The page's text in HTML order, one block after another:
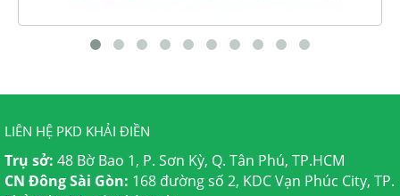
LIÊN HỆ PKD KHẢI ĐIỀN
Trụ sở: 48 Bờ Bao 1, P. Sơn Kỳ, Q. Tân Phú, TP.HCM
CN Đông Sài Gòn: 168 đường số 2, KDC Vạn Phúc City, TP.